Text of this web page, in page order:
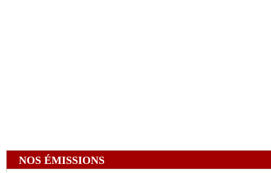
NOS ÉMISSIONS